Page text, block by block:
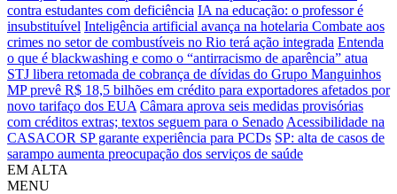
contra estudantes com deficiência IA na educação: o professor é
insubstituível Inteligência artificial avança na hotelaria Combate aos
crimes no setor de combustíveis no Rio terá ação integrada Entenda
o que é blackwashing e como o “antirracismo de aparência” atua
STJ libera retomada de cobrança de dívidas do Grupo Manguinhos
MP prevê R$ 18,5 bilhões em crédito para exportadores afetados por
novo tarifaço dos EUA Câmara aprova seis medidas provisórias
com créditos extras; textos seguem para o Senado Acessibilidade na
CASACOR SP garante experiência para PCDs SP: alta de casos de
sarampo aumenta preocupação dos serviços de saúde
EM ALTA
MENU